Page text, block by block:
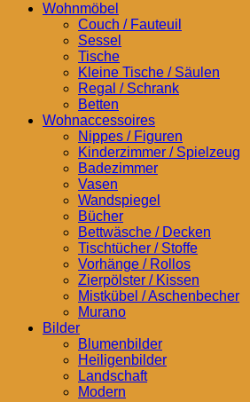
Wohnmöbel
Couch / Fauteuil
Sessel
Tische
Kleine Tische / Säulen
Regal / Schrank
Betten
Wohnaccessoires
Nippes / Figuren
Kinderzimmer / Spielzeug
Badezimmer
Vasen
Wandspiegel
Bücher
Bettwäsche / Decken
Tischtücher / Stoffe
Vorhänge / Rollos
Zierpölster / Kissen
Mistkübel / Aschenbecher
Murano
Bilder
Blumenbilder
Heiligenbilder
Landschaft
Modern